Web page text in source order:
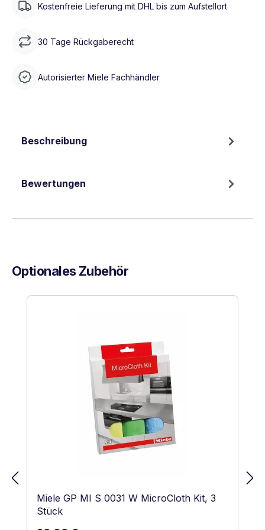
Kostenfreie Lieferung mit DHL bis zum Aufstellort
30 Tage Rückgaberecht
Autorisierter Miele Fachhändler
Beschreibung
Bewertungen
Optionales Zubehör
Produktgalerie überspringen
Miele GP MI S 0031 W MicroCloth Kit, 3
Stück